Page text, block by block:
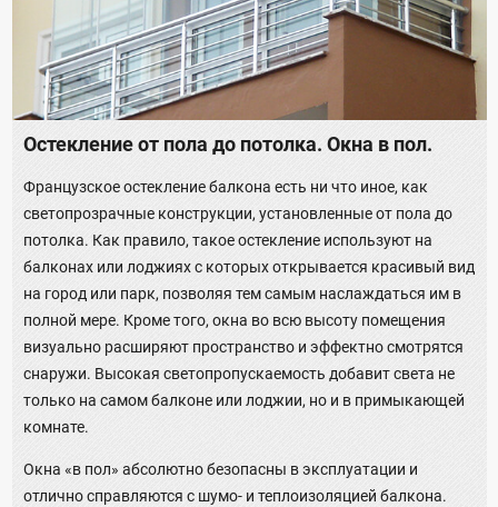
Остекление от пола до потолка. Окна в пол.
Французское остекление балкона есть ни что иное, как
светопрозрачные конструкции, установленные от пола до
потолка. Как правило, такое остекление используют на
балконах или лоджиях с которых открывается красивый вид
на город или парк, позволяя тем самым наслаждаться им в
полной мере. Кроме того, окна во всю высоту помещения
визуально расширяют пространство и эффектно смотрятся
снаружи. Высокая светопропускаемость добавит света не
только на самом балконе или лоджии, но и в примыкающей
комнате.
Окна «в пол» абсолютно безопасны в эксплуатации и
отлично справляются с шумо- и теплоизоляцией балкона.